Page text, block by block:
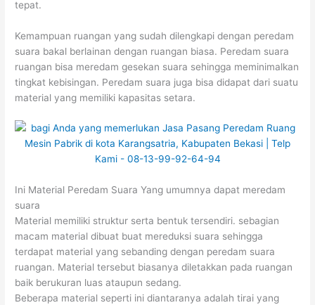
tepat.
Kemampuan ruangan yang sudah dilengkapi dengan peredam
suara bakal berlainan dengan ruangan biasa. Peredam suara
ruangan bisa meredam gesekan suara sehingga meminimalkan
tingkat kebisingan. Peredam suara juga bisa didapat dari suatu
material yang memiliki kapasitas setara.
Ini Material Peredam Suara Yang umumnya dapat meredam
suara
Material memiliki struktur serta bentuk tersendiri. sebagian
macam material dibuat buat mereduksi suara sehingga
terdapat material yang sebanding dengan peredam suara
ruangan. Material tersebut biasanya diletakkan pada ruangan
baik berukuran luas ataupun sedang.
Beberapa material seperti ini diantaranya adalah tirai yang